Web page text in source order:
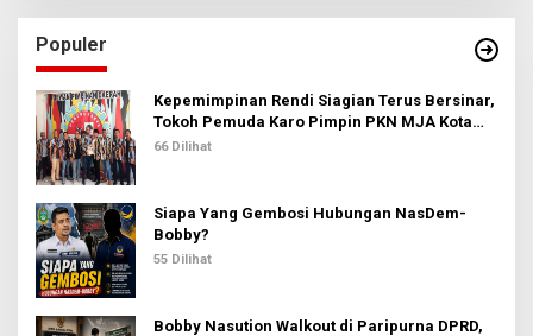
i
u
n
t
u
k
:
Populer
Kepemimpinan Rendi Siagian Terus Bersinar,
Tokoh Pemuda Karo Pimpin PKN MJA Kota
Medan
66 Dilihat
Siapa Yang Gembosi Hubungan NasDem-
Bobby?
55 Dilihat
Bobby Nasution Walkout di Paripurna DPRD,